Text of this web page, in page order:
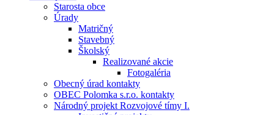
Starosta obce
Úrady
Matričný
Stavebný
Školský
Realizované akcie
Fotogaléria
Obecný úrad kontakty
OBEC Polomka s.r.o. kontakty
Národný projekt Rozvojové tímy I.